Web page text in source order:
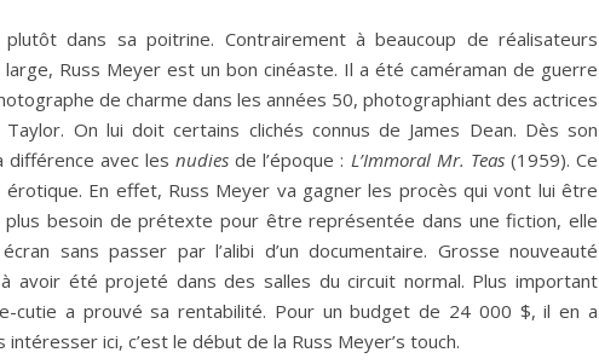
dans sa poitrine. Contrairement à beaucoup de réalisateurs
Russ Meyer est un bon cinéaste. Il a été caméraman de guerre
de charme dans les années 50, photographiant des actrices
On lui doit certains clichés connus de James Dean. Dès son
différence avec lesnudies de l’époque : L’Immoral Mr. Teas(1959). Ce
En effet, Russ Meyer va gagner les procès qui vont lui être
plus besoin de prétexte pour être représentée dans une fiction, elle
sans passer par l’alibi d’un documentaire. Grosse nouveauté
avoir été projeté dans des salles du circuit normal. Plus important
cutie a prouvé sa rentabilité. Pour un budget de 24 000 $, il en a
ici, c’est le début de la Russ Meyer’s touch.